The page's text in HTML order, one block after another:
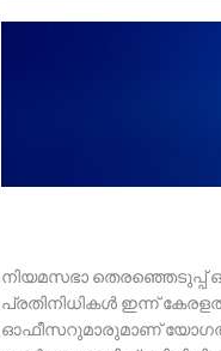
നിയമസഭാ തെരഞ്ഞെടുപ്പ്
പ്രതിനിധികൾ ഇന്ന്
ഓഫീസറുമാരുമാണ്